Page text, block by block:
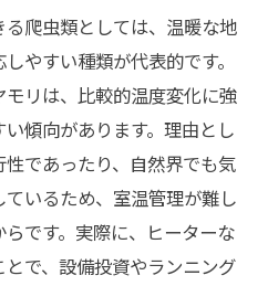
爬虫類としては、温暖な地
やすい種類が代表的です。
リは、比較的温度変化に強
傾向があります。理由とし
であったり、自然界でも気
いるため、室温管理が難し
です。実際に、ヒーターな
で、設備投資やランニング